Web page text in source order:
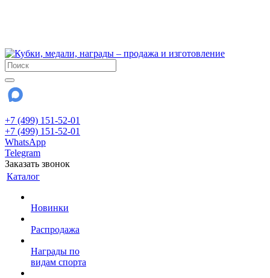
+7 (499) 151-52-01
+7 (499) 151-52-01
WhatsApp
Telegram
Заказать звонок
Каталог
Новинки
Распродажа
Награды по
видам спорта